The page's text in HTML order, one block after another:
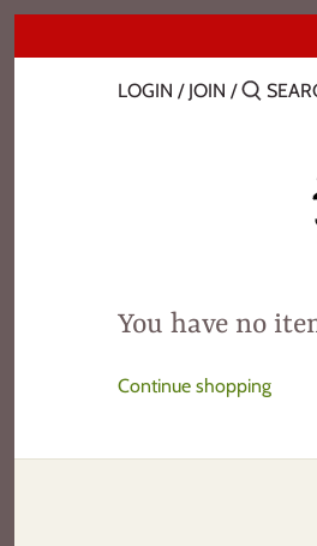
Skip
content
LOGIN / JOIN /
You have no
Continue shopping
FAQ-常见问题